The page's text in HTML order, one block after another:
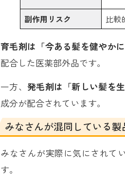
副作用リスク
比較
育毛剤は「今ある髪を健やか
配合した医薬部外品です。
一方、 発毛剤は「新しい髪を
成分が配合されています。
みなさんが混同している製
みなさんが実際に気にされて
す。